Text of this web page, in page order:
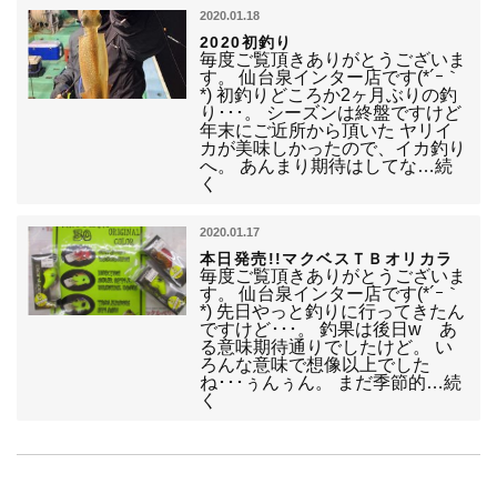
2020.01.18
2020初釣り
毎度ご覧頂きありがとうございま
す。 仙台泉インター店です(*´ｰ｀
*) 初釣りどころか2ヶ月ぶりの釣
り･･･。 シーズンは終盤ですけど
年末にご近所から頂いた ヤリイ
カが美味しかったので、イカ釣り
へ。 あんまり期待はしてな…続
く
2020.01.17
本日発売!!マクベスＴＢオリカラ
毎度ご覧頂きありがとうございま
す。 仙台泉インター店です(*´ｰ｀
*) 先日やっと釣りに行ってきたん
ですけど･･･。 釣果は後日w あ
る意味期待通りでしたけど。 い
ろんな意味で想像以上でした
ね･･･ぅんぅん。 まだ季節的…続
く